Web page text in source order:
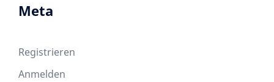
Meta
Registrieren
Anmelden